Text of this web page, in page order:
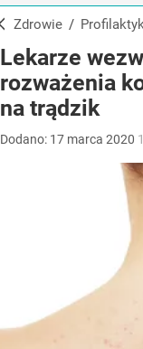
Zdrowie /
Lekarze
rozważenia
na trądzik
Dodano: 17 marca 2020